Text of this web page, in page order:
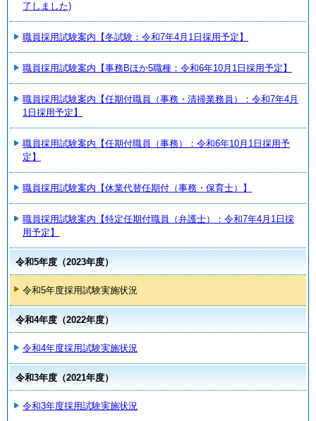
了しました)
職員採用試験案内【冬試験：令和7年4月1日採用予定】
職員採用試験案内【事務Bほか5職種：令和6年10月1日採用予定】
職員採用試験案内【任期付職員（事務・清掃業務員）：令和7年4月
1日採用予定】
職員採用試験案内【任期付職員（事務）：令和6年10月1日採用予
定】
職員採用試験案内【休業代替任期付（事務・保育士）】
職員採用試験案内【特定任期付職員（弁護士）：令和7年4月1日採
用予定】
令和5年度（2023年度）
令和5年度採用試験実施状況
令和4年度（2022年度）
令和4年度採用試験実施状況
令和3年度（2021年度）
令和3年度採用試験実施状況